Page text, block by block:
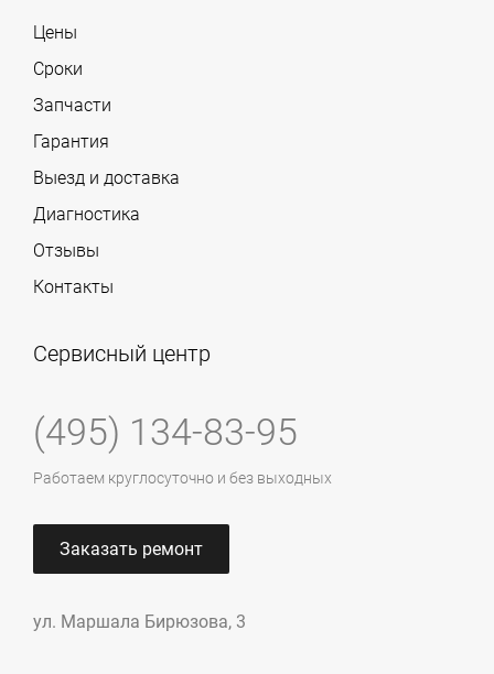
Цены
Сроки
Запчасти
Гарантия
Выезд и доставка
Диагностика
Отзывы
Контакты
Сервисный центр
(495) 134-83-95
Работаем круглосуточно и без выходных
Заказать ремонт
ул. Маршала Бирюзова, 3